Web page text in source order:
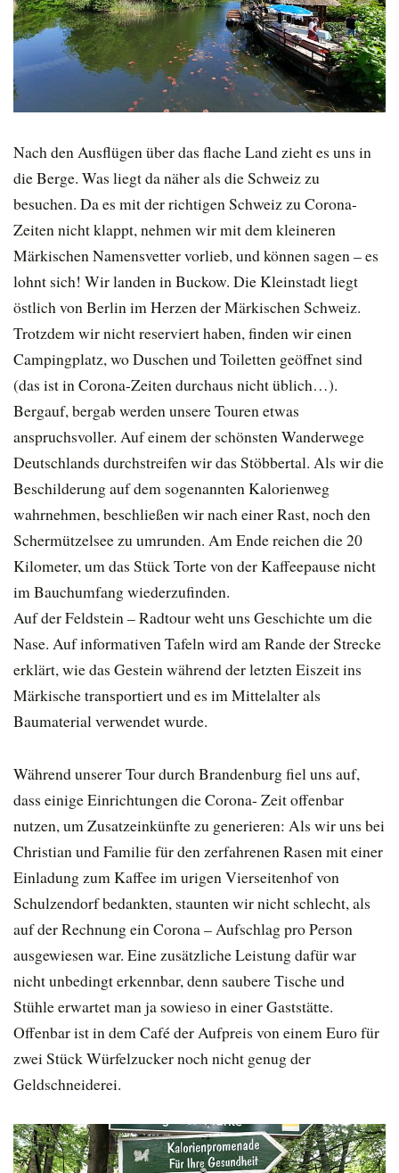
Nach den Ausflügen über das flache Land zieht es uns in
die Berge. Was liegt da näher als die Schweiz zu
besuchen. Da es mit der richtigen Schweiz zu Corona-
Zeiten nicht klappt, nehmen wir mit dem kleineren
Märkischen Namensvetter vorlieb, und können sagen – es
lohnt sich! Wir landen in Buckow. Die Kleinstadt liegt
östlich von Berlin im Herzen der Märkischen Schweiz.
Trotzdem wir nicht reserviert haben, finden wir einen
Campingplatz, wo Duschen und Toiletten geöffnet sind
(das ist in Corona-Zeiten durchaus nicht üblich…).
Bergauf, bergab werden unsere Touren etwas
anspruchsvoller. Auf einem der schönsten Wanderwege
Deutschlands durchstreifen wir das Stöbbertal. Als wir die
Beschilderung auf dem sogenannten Kalorienweg
wahrnehmen, beschließen wir nach einer Rast, noch den
Schermützelsee zu umrunden. Am Ende reichen die 20
Kilometer, um das Stück Torte von der Kaffeepause nicht
im Bauchumfang wiederzufinden.
Auf der Feldstein – Radtour weht uns Geschichte um die
Nase. Auf informativen Tafeln wird am Rande der Strecke
erklärt, wie das Gestein während der letzten Eiszeit ins
Märkische transportiert und es im Mittelalter als
Baumaterial verwendet wurde.
Während unserer Tour durch Brandenburg fiel uns auf,
dass einige Einrichtungen die Corona- Zeit offenbar
nutzen, um Zusatzeinkünfte zu generieren: Als wir uns bei
Christian und Familie für den zerfahrenen Rasen mit einer
Einladung zum Kaffee im urigen Vierseitenhof von
Schulzendorf bedankten, staunten wir nicht schlecht, als
auf der Rechnung ein Corona – Aufschlag pro Person
ausgewiesen war. Eine zusätzliche Leistung dafür war
nicht unbedingt erkennbar, denn saubere Tische und
Stühle erwartet man ja sowieso in einer Gaststätte.
Offenbar ist in dem Café der Aufpreis von einem Euro für
zwei Stück Würfelzucker noch nicht genug der
Geldschneiderei.